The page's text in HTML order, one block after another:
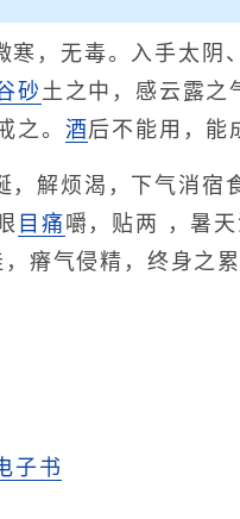
寒，无毒。入手太阴
砂 土之中，感云露之
之。 酒后不能用，能
，解烦渴，下气消宿
目痛 嚼，贴两 ，暑
瘠气侵精，终身之
子书